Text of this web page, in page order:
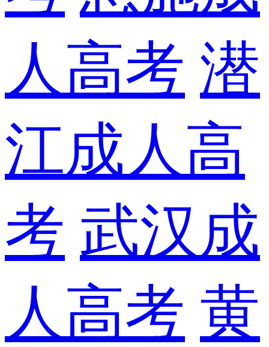
人高考 潜
江成人高
考 武汉成
人高考 黄